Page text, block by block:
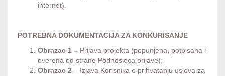
internet).
POTREBNA DOKUMENTACIJA ZA KONKURISANJE
Obrazac 1 – Prijava projekta (popunjena, potpisana i
overena od strane Podnosioca prijave);
Obrazac 2 – Izjava Korisnika o prihvatanju uslova za